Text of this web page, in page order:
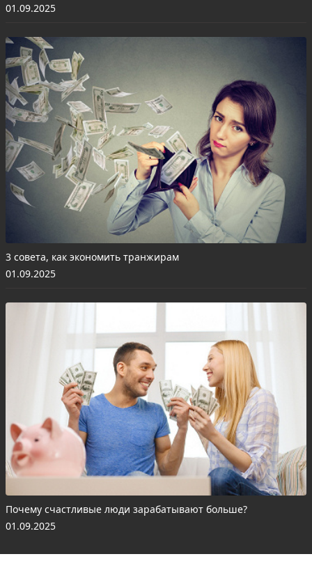
01.09.2025
3 совета, как экономить транжирам
01.09.2025
Почему счастливые люди зарабатывают больше?
01.09.2025